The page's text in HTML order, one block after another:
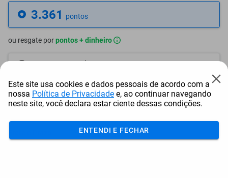
3.361 pontos
ou resgate porpontos + dinheiro
3.025 + R$ 15,46
2.857 pontos + R$ 23,18
2.689 pontos + R$ 30,91
Este site usa cookies e dados pessoais de acordo com a
nossa Política de Privacidade e, ao continuar navegando
neste site, você declara estar ciente dessas condições.
ENTENDI E FECHAR